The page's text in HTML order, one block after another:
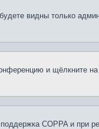
видны только
и щёлкните
COPPA и при